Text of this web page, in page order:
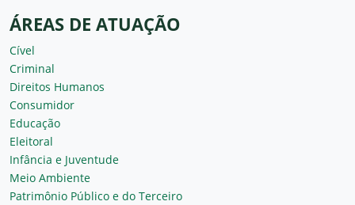
ÁREAS DE ATUAÇÃO
Cível
Criminal
Direitos Humanos
Consumidor
Educação
Eleitoral
Infância e Juventude
Meio Ambiente
Patrimônio Público e do Terceiro